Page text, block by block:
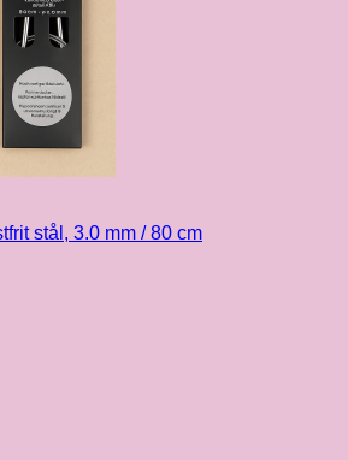
stål, 3.0 mm / 80 cm